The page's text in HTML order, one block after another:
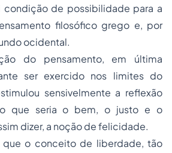
condição de possibilidade para a
filosófico grego e, por
ocidental.
do pensamento, em última
ser exercido nos limites do
sensivelmente a reflexão
que seria o bem, o justo e o
dizer, a noção de felicidade.
que o conceito de liberdade, tão